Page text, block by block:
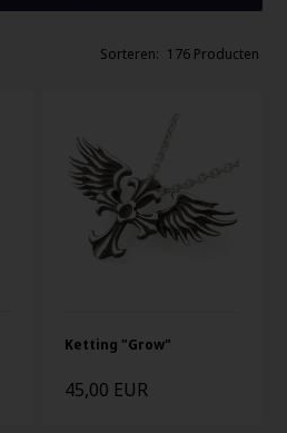
176 Producten
Ketting "Grow"
45,00 EUR